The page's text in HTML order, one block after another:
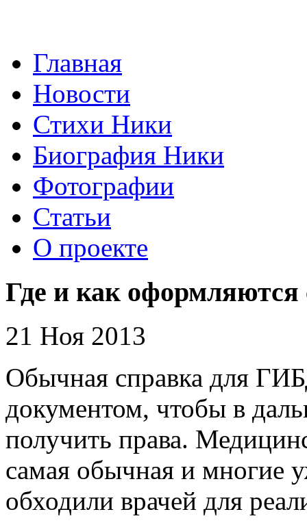
Главная
Новости
Стихи Ники
Биография Ники
Фотографии
Статьи
О проекте
Где и как
21 Ноя 2013
Обычная справка для
документом, чтобы в
получить права.
самая обычная и многие
обходили врачей для